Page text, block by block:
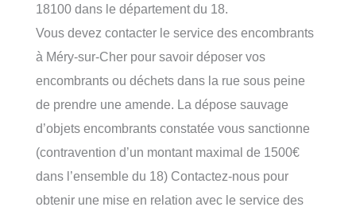
18100 dans le département du 18.
Vous devez contacter le service des encombrants
à Méry-sur-Cher pour savoir déposer vos
encombrants ou déchets dans la rue sous peine
de prendre une amende. La dépose sauvage
d’objets encombrants constatée vous sanctionne
(contravention d’un montant maximal de 1500€
dans l’ensemble du 18) Contactez-nous pour
obtenir une mise en relation avec le service des